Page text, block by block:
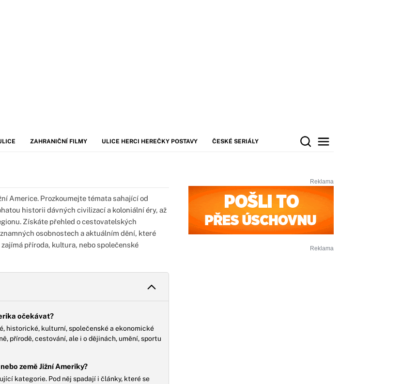
ZAHRANIČNÍ FILMY ULICE HERCI HEREČKY POSTAVY ČESKÉ SERIÁLY
Americe. Prozkoumejte témata sahající od
historii dávných civilizací a koloniální éry, až
Získáte přehled o cestovatelských
osobnostech a aktuálním dění, které
příroda, kultura, nebo společenské
očekávat?
historické, kulturní, společenské a ekonomické
přírodě, cestování, ale i o dějinách, umění, sportu
země Jižní Ameriky?
kategorie. Pod něj spadají i články, které se